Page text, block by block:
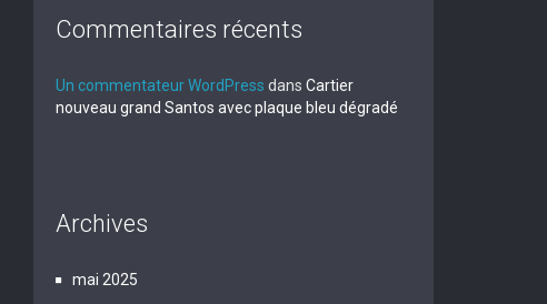
Commentaires récents
Un commentateur WordPress dans Cartier
nouveau grand Santos avec plaque bleu dégradé
Archives
mai 2025